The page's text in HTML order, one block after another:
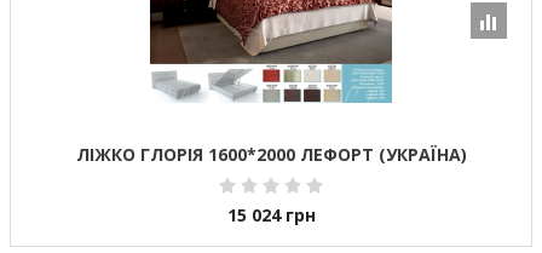
ЛІЖКО ГЛОРІЯ 1600*2000 ЛЕФОРТ (УКРАЇНА)
15 024 грн